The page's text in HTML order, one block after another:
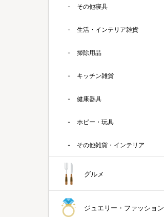
その他寝具
生活・インテリア雑貨
掃除用品
キッチン雑貨
健康器具
ホビー・玩具
その他雑貨・インテリア
グルメ
ジュエリー・ファッション